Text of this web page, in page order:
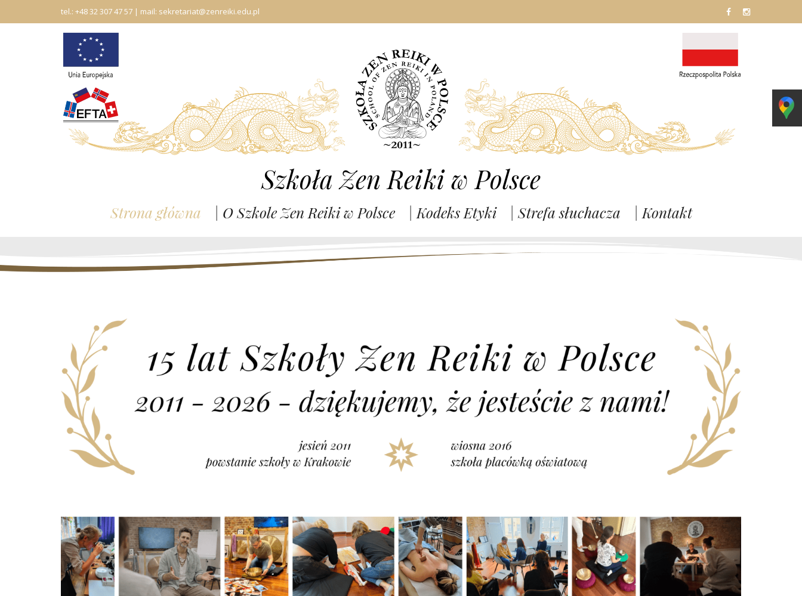
tel.: +48 32 307 47 57 | mail: sekretariat@zenreiki.edu.pl fb In
Szkoła Zen Reiki w Polsce
Strona główna | O Szkole Zen Reiki w Polsce | Kodeks Etyki | Strefa słuchacza | Kontakt